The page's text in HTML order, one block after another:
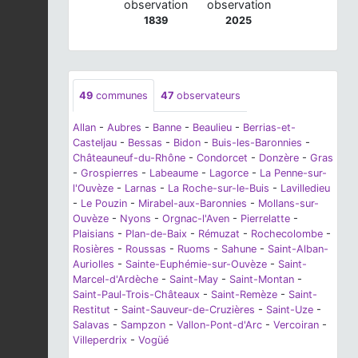
observation
1839
observation
2025
49 communes 47 observateurs
Allan - Aubres - Banne - Beaulieu - Berrias-et-
Casteljau - Bessas - Bidon - Buis-les-Baronnies -
Châteauneuf-du-Rhône - Condorcet - Donzère - Gras
- Grospierres - Labeaume - Lagorce - La Penne-sur-
l'Ouvèze - Larnas - La Roche-sur-le-Buis - Lavilledieu
- Le Pouzin - Mirabel-aux-Baronnies - Mollans-sur-
Ouvèze - Nyons - Orgnac-l'Aven - Pierrelatte -
Plaisians - Plan-de-Baix - Rémuzat - Rochecolombe -
Rosières - Roussas - Ruoms - Sahune - Saint-Alban-
Auriolles - Sainte-Euphémie-sur-Ouvèze - Saint-
Marcel-d'Ardèche - Saint-May - Saint-Montan -
Saint-Paul-Trois-Châteaux - Saint-Remèze - Saint-
Restitut - Saint-Sauveur-de-Cruzières - Saint-Uze -
Salavas - Sampzon - Vallon-Pont-d'Arc - Vercoiran -
Villeperdrix - Vogüé